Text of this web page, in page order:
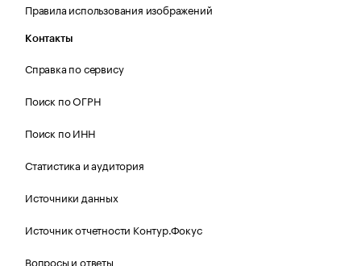
Правила использования изображений
Контакты
Справка по сервису
Поиск по ОГРН
Поиск по ИНН
Статистика и аудитория
Источники данных
Источник отчетности Контур.Фокус
Вопросы и ответы